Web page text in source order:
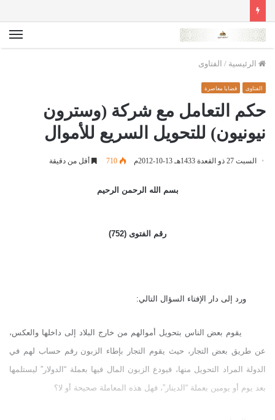
الرئيسية / الفتاوى
الفتاوى قضايا معاصرة
حكم التعامل مع شركة (وسترون
نيونيون) للتحويل السريع للأموال
السبت 27 ذو القعدة 1433هـ 13-10-2012م 710 أقل من دقيقة
بسم الله الرحمن الرحيم
رقم الفتوى (752)
ورد إلى دار الإفتاء السؤال التالي:
يقوم بعض الناس بتحويل أموالهم من خارج البلاد إلى داخلها والعكس،
عن طريق بعض التجار، حيث يقوم التجار بإطاء الزبون رقم حساب لهم في
الدولة المراد التحويل منها، فيودع الزبون المال فيها بعملة “الدولار” ليستلمها
بعد يوم أو يومين بعملة “الدينار”، فهل هذه المعاملة صحيحة أو لا؟